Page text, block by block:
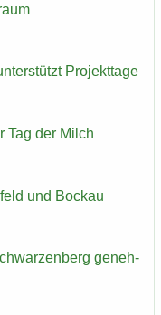
Pro­jekt­ta­ge
Tag der Milch
und Bo­ckau
ge­neh­